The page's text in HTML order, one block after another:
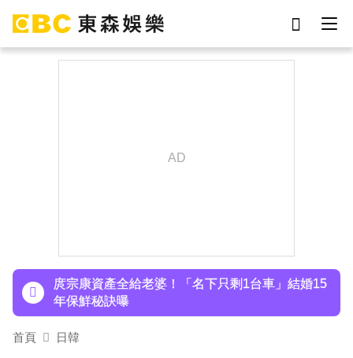
下載東森App，隨時掌握天下大小事！
年保鮮秘訣曝
百萬網紅失蹤3年遇害！遭閨密設局赴菲「綁架撕
票」千萬贖金救不回
下載東森App，隨時掌握天下大小事！
首頁 日韓